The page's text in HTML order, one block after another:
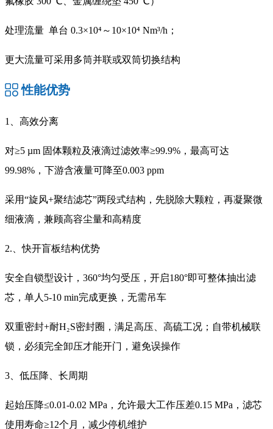
处理流量 单台 0.3×10⁴～10×10⁴ Nm³/h；
更大流量可采用多筒并联或双筒切换结构
性能优势
1、高效分离
对≥5 µm 固体颗粒及液滴过滤效率≥99.9%，最高可达
99.98%，下游含液量可降至0.003 ppm
采用“旋风+聚结滤芯”两段式结构，先脱除大颗粒，再凝聚微
细液滴，兼顾高容尘量和高精度
2.、快开盲板结构优势
安全自锁型设计，360°均匀受压，开启180°即可整体抽出滤
芯，单人5-10 min完成更换，无需吊车
双重密封+耐H₂S密封圈，满足高压、高硫工况；自带机械联
锁，必须完全卸压才能开门，避免误操作
3、低压降、长周期
起始压降≤0.01-0.02 MPa，允许最大工作压差0.15 MPa，滤芯
使用寿命≥12个月，减少停机维护